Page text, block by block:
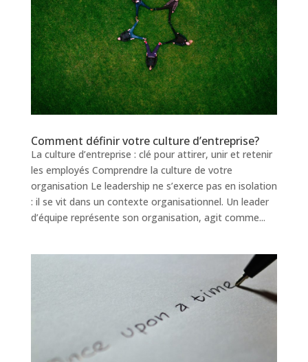
Comment définir votre culture d’entreprise?
La culture d’entreprise : clé pour attirer, unir et retenir
les employés Comprendre la culture de votre
organisation Le leadership ne s’exerce pas en isolation
: il se vit dans un contexte organisationnel. Un leader
d’équipe représente son organisation, agit comme...